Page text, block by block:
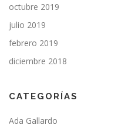
octubre 2019
julio 2019
febrero 2019
diciembre 2018
CATEGORÍAS
Ada Gallardo